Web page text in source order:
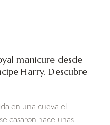
manicure desde
Harry. Descubre
en una cueva el
casaron hace unas